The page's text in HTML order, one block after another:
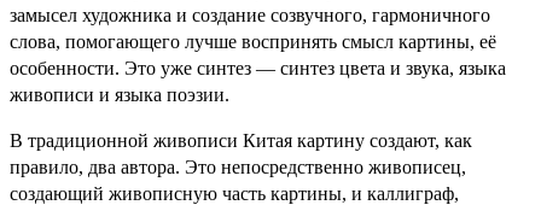
замысел художника и создание созвучного, гармоничного
слова, помогающего лучше воспринять смысл картины, её
особенности. Это уже синтез — синтез цвета и звука, языка
живописи и языка поэзии.
В традиционной живописи Китая картину создают, как
правило, два автора. Это непосредственно живописец,
создающий живописную часть картины, и каллиграф,